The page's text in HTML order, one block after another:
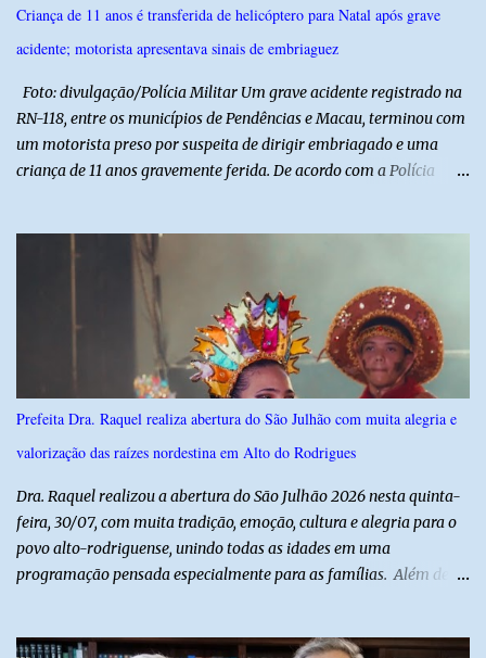
da administração da Prefeita Dra. Raquel com o resgate e a
valorização das tradições, unindo grandes atrações musicais e
Criança de 11 anos é transferida de helicóptero para Natal após grave
acidente; motorista apresentava sinais de embriaguez
Foto: divulgação/Polícia Militar Um grave acidente registrado na
RN-118, entre os municípios de Pendências e Macau, terminou com
um motorista preso por suspeita de dirigir embriagado e uma
criança de 11 anos gravemente ferida. De acordo com a Polícia
autuado em flagrante. O exame pericial para confirmar a
concentração de álcool no organismo ainda está em andamento. A
vítima é um menino de 11 anos, que sofreu ferimentos graves no
acidente. Após os primeiros atendimentos, ele foi entubado e
transferido pelo helicóptero Potiguar 02 para o Hospital
Monsenhor Walfredo Gurgel, em Natal, onde permanece internado
sob cuidados médicos especializados. Segundo informações da
Polícia Militar, a criança é filha de um policial militar. PM reforça
alerta sobre álcool e direção Em nota, a Polícia Militar manifestou
Prefeita Dra. Raquel realiza abertura do São Julhão com muita alegria e
valorização das raízes nordestina em Alto do Rodrigues
Dra. Raquel realizou a abertura do São Julhão 2026 nesta quinta-
feira, 30/07, com muita tradição, emoção, cultura e alegria para o
povo alto-rodriguense, unindo todas as idades em uma
programação pensada especialmente para as famílias. Além de
mostrando o cuidado com o desenvolvimento do alto-rodriguense.